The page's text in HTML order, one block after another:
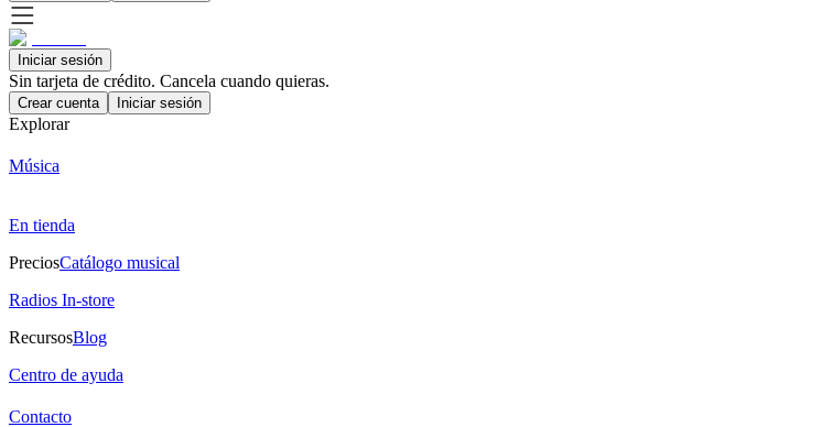
Iniciar sesión
Sin tarjeta de crédito. Cancela cuando quieras.
Crear cuenta Iniciar sesión
Explorar
Música
En tienda
PreciosCatálogo musical
Radios In-store
RecursosBlog
Centro de ayuda
Contacto